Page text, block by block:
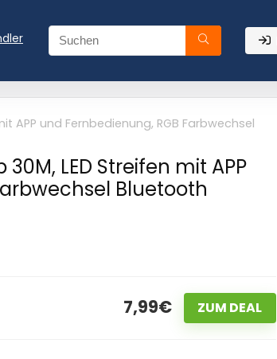
APP und Fernbedienung, RGB Farbwechsel
30M, LED Streifen mit APP
Bluetooth
7,99€ ZUM DEAL